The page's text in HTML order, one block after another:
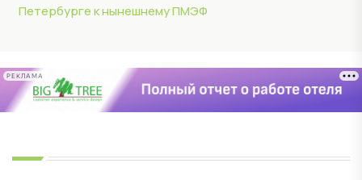
Петербурге к нынешнему ПМЭФ
РЕКЛАМА